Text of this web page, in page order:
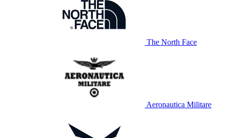
The North Face
Aeronautica Militare